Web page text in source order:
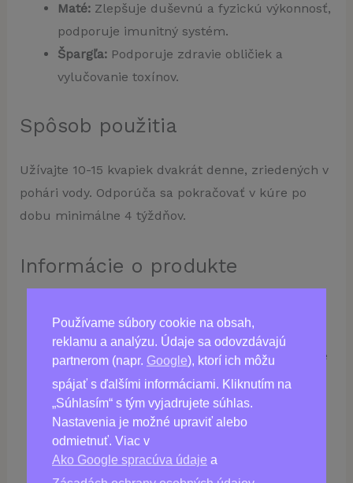
Používame súbory cookie na obsah,
reklamu a analýzu. Údaje sa odovzdávajú
partnerom (napr. Google), ktorí ich môžu
spájať s ďalšími informáciami. Kliknutím na
„Súhlasím“ s tým vyjadrujete súhlas.
Nastavenia je možné upraviť alebo
odmietnuť. Viac v
Ako Google spracúva údaje a
Maté:Zlepšuje duševnú a fyzickú výkonnosť,
podporuje imunitný systém.
Špargľa:Podporuje zdravie obličiek a
vylučovanie toxínov.
Spôsob použitia
Užívajte 10-15 kvapiek dvakrát denne, zriedených v
pohári vody. Odporúča sa pokračovať v kúre po
dobu minimálne 4 týždňov.
Informácie o produkte
Objem:
50 ml
Skladovanie:Uchovávajte na suchom mieste
pri teplote do 25 °C
Krajina pôvodu:Taliansko